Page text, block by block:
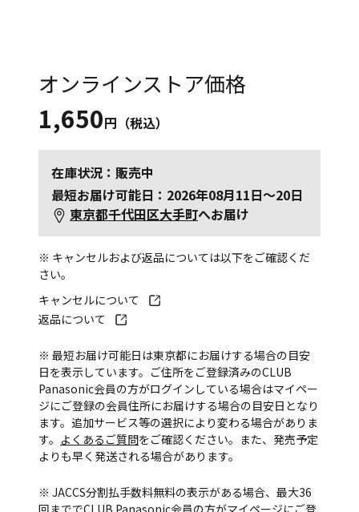
オンラインストア価格
1,650円（税込）
在庫状況：販売中
最短お届け可能日：2026年08月11日～20日
東京都千代田区大手町へお届け
※ キャンセルおよび返品については以下をご確認くだ
さい。
キャンセルについて
返品について
※ 最短お届け可能日は東京都にお届けする場合の目安
日を表示しています。ご住所をご登録済みのCLUB
Panasonic会員の方がログインしている場合はマイペー
ジにご登録の会員住所にお届けする場合の目安日となり
ます。追加サービス等の選択により変わる場合がありま
す。 よくあるご質問をご確認ください。また、発売予定
よりも早く発送される場合があります。
※ JACCS分割払手数料無料の表示がある場合、最大36
回まででCLUB Panasonic会員の方がマイページにご登